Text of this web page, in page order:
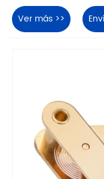
Ver más >>